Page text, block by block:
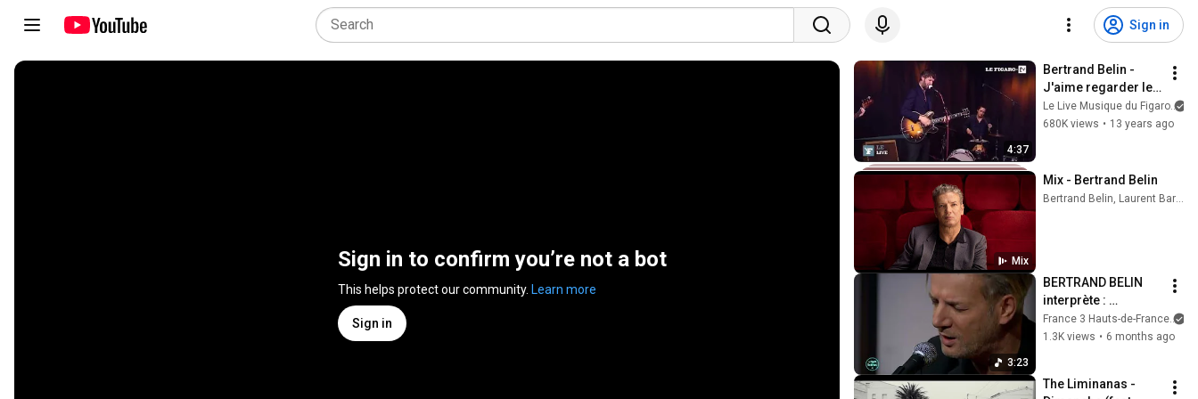
Sign in
Sign in to confirm you’re not a bot
This helps protect our community. Learn more
Sign in
4:37
Bertrand Belin -
J'aime regarder les
filles (Patrick
Coutin) - Le Live
Le Live Musique du Figaro
680K views • 13 years ago
Mix
Mix - Bertrand Belin
Bertrand Belin, Laurent Bardainne, Feu! Chatterton, and more
3:23
BERTRAND BELIN
interprète :
"L'inconnu en
personne"
France 3 Hauts-de-France
1.3K views • 6 months ago
The Liminanas -